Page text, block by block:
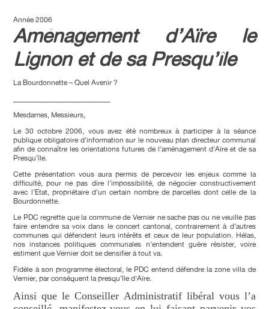
Année 2006
Aménagement d’Aïre le
Lignon et de sa Presqu’île
La Bourdonnette – Quel Avenir ?
Mesdames, Messieurs,
Le 30 octobre 2006, vous avez été nombreux à participer à la séance
publique obligatoire d’information sur le nouveau plan directeur communal
afin de connaître les orientations futures de l’aménagement d’Aïre et de sa
Presqu’île.
Cette présentation vous aura permis de percevoir les enjeux comme la
difficulté, pour ne pas dire l’impossibilité, de négocier constructivement
avec l’Etat, propriétaire d’un certain nombre de parcelles dont celle de la
Bourdonnette.
Le PDC regrette que la commune de Vernier ne sache pas ou ne veuille pas
faire entendre sa voix dans le concert cantonal, contrairement à d’autres
communes qui défendent leurs intérêts et ceux de leur population. Hélas,
nos instances politiques communales n’entendent guère résister, voire
estiment que Vernier doit se densifier à tout va.
Fidèle à son programme électoral, le PDC entend défendre la zone villa de
Vernier, par conséquent la presqu’île d’Aïre.
Ainsi que le Conseiller Administratif libéral vous l’a